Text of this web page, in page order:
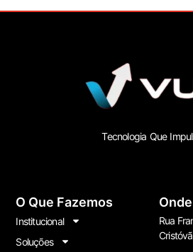
Tecnologia Que
O Que Fazemos
Institucional
Soluções
Rua